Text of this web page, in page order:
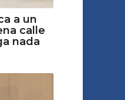
a un
calle
nada